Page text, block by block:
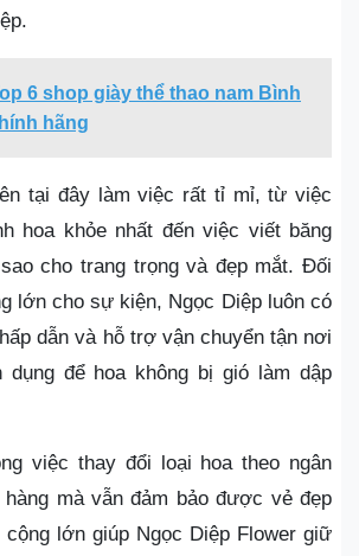
6 shop giày thể thao nam Bình
hãng
tại đây làm việc rất tỉ mỉ, từ việc
hoa khỏe nhất đến việc viết băng
cho trang trọng và đẹp mắt. Đối
lớn cho sự kiện, Ngọc Diệp luôn có
dẫn và hỗ trợ vận chuyển tận nơi
dụng để hoa không bị gió làm dập
việc thay đổi loại hoa theo ngân
mà vẫn đảm bảo được vẻ đẹp
cộng lớn giúp Ngọc Diệp Flower giữ